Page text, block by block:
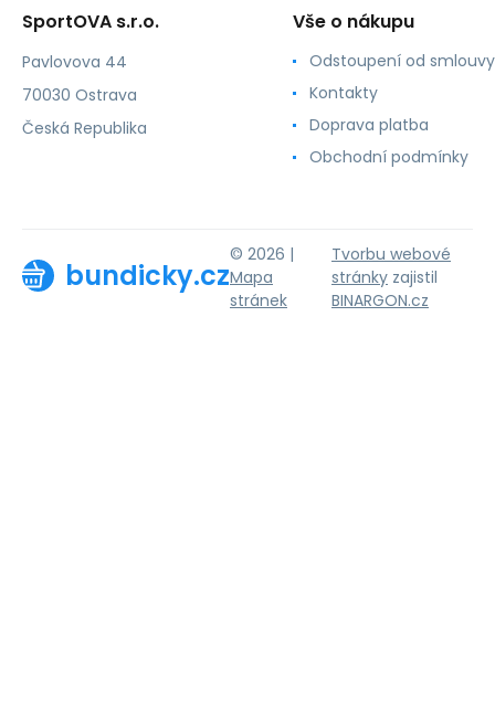
SportOVA s.r.o.
Pavlovova 44
70030 Ostrava
Česká Republika
Vše o nákupu
Odstoupení od smlouvy
Kontakty
Doprava platba
Obchodní podmínky
bundicky.cz
© 2026 |
Mapa
stránek
Tvorbu webové
stránky zajistil
BINARGON.cz